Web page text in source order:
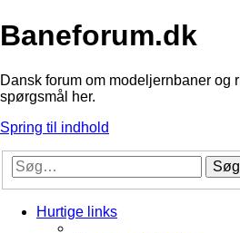
Baneforum.dk
Dansk forum om modeljernbaner og
spørgsmål her.
Spring til indhold
Søg
Hurtige links